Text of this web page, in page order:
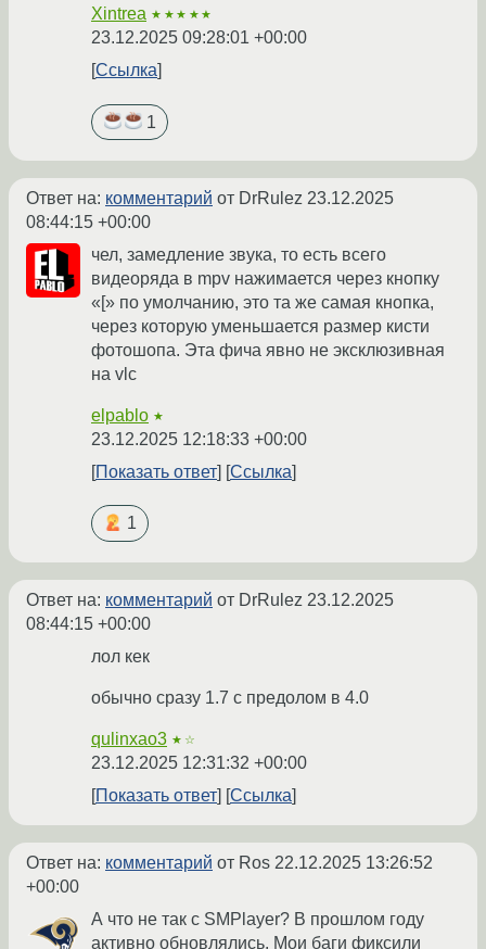
Xintrea ★★★★★
23.12.2025 09:28:01 +00:00
Ссылка
1
Ответ на: комментарий от DrRulez 23.12.2025
08:44:15 +00:00
чел, замедление звука, то есть всего
видеоряда в mpv нажимается через кнопку
«[» по умолчанию, это та же самая кнопка,
через которую уменьшается размер кисти
фотошопа. Эта фича явно не эксклюзивная
на vlc
elpablo ★
23.12.2025 12:18:33 +00:00
Показать ответ
Ссылка
1
Ответ на: комментарий от DrRulez 23.12.2025
08:44:15 +00:00
лол кек
обычно сразу 1.7 с предолом в 4.0
qulinxao3 ★☆
23.12.2025 12:31:32 +00:00
Показать ответ
Ссылка
Ответ на: комментарий от Ros 22.12.2025 13:26:52
+00:00
А что не так с SMPlayer? В прошлом году
активно обновлялись. Мои баги фиксили